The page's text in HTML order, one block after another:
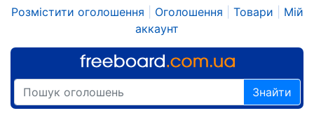
Розмістити оголошення Оголошення Товари
Мій
аккаунт
Знайти